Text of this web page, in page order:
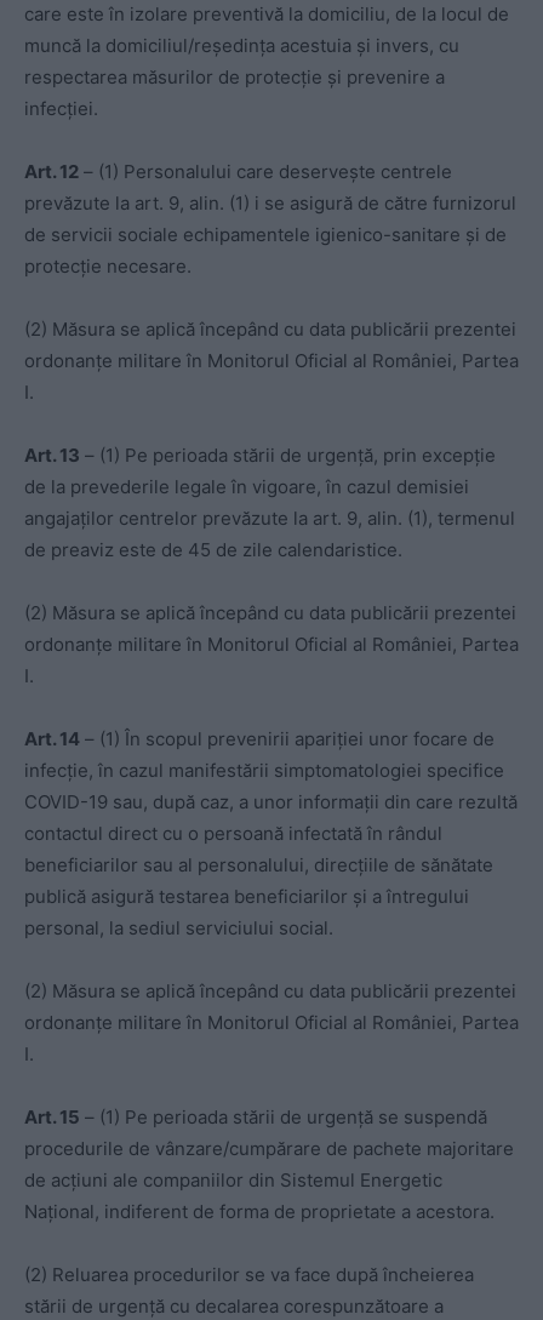
care este în izolare preventivă la domiciliu, de la locul de
muncă la domiciliul/reședința acestuia și invers, cu
respectarea măsurilor de protecție și prevenire a
infecției.
Art. 12 – (1) Personalului care deservește centrele
prevăzute la art. 9, alin. (1) i se asigură de către furnizorul
de servicii sociale echipamentele igienico-sanitare și de
protecție necesare.
(2) Măsura se aplică începând cu data publicării prezentei
ordonanțe militare în Monitorul Oficial al României, Partea
I.
Art. 13 – (1) Pe perioada stării de urgență, prin excepție
de la prevederile legale în vigoare, în cazul demisiei
angajaților centrelor prevăzute la art. 9, alin. (1), termenul
de preaviz este de 45 de zile calendaristice.
(2) Măsura se aplică începând cu data publicării prezentei
ordonanțe militare în Monitorul Oficial al României, Partea
I.
Art. 14 – (1) În scopul prevenirii apariției unor focare de
infecție, în cazul manifestării simptomatologiei specifice
COVID-19 sau, după caz, a unor informații din care rezultă
contactul direct cu o persoană infectată în rândul
beneficiarilor sau al personalului, direcțiile de sănătate
publică asigură testarea beneficiarilor și a întregului
personal, la sediul serviciului social.
(2) Măsura se aplică începând cu data publicării prezentei
ordonanțe militare în Monitorul Oficial al României, Partea
I.
Art. 15 – (1) Pe perioada stării de urgență se suspendă
procedurile de vânzare/cumpărare de pachete majoritare
de acțiuni ale companiilor din Sistemul Energetic
Național, indiferent de forma de proprietate a acestora.
(2) Reluarea procedurilor se va face după încheierea
stării de urgență cu decalarea corespunzătoare a